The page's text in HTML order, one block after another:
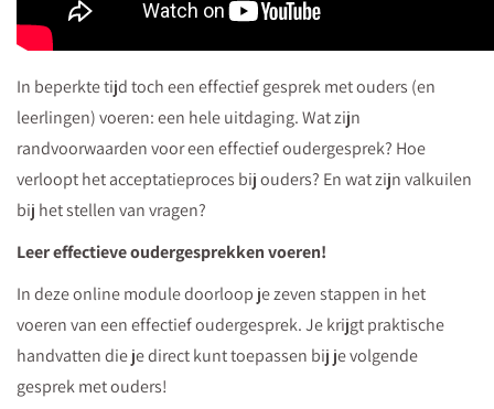
In beperkte tijd toch een effectief gesprek met ouders (en
leerlingen) voeren: een hele uitdaging. Wat zijn
randvoorwaarden voor een effectief oudergesprek? Hoe
verloopt het acceptatieproces bij ouders? En wat zijn valkuilen
bij het stellen van vragen?
Leer effectieve oudergesprekken voeren!
In deze online module doorloop je zeven stappen in het
voeren van een effectief oudergesprek. Je krijgt praktische
handvatten die je direct kunt toepassen bij je volgende
gesprek met ouders!